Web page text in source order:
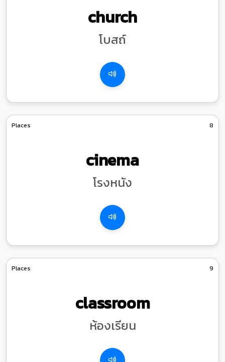
church
โบสถ์
Places 8
cinema
โรงหนัง
Places 9
classroom
ห้องเรียน